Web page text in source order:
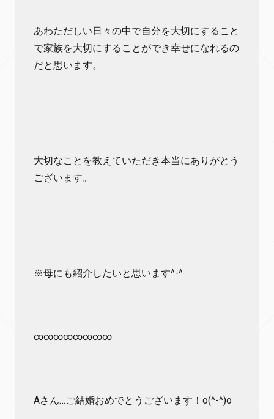
あわただしい日々の中で自分を大切にすること
で家族を大切にすることができ幸せになれるの
だと思います。
大切なことを教えていただき本当にありがとう
ございます。
※母にも紹介したいと思います^-^
∞∞∞∞∞∞∞∞
Aさん…ご結婚おめでとうございます！o(^-^)o